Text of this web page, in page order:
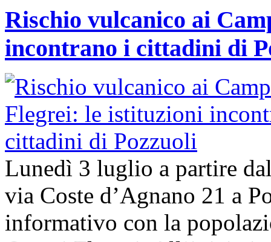
Rischio vulcanico ai
incontrano i cittadini di
Lunedì 3 luglio a partire
via Coste d’Agnano 21 a
informativo con la